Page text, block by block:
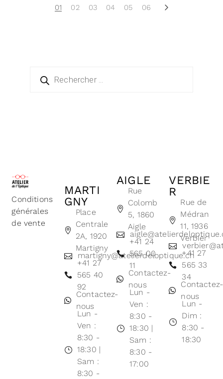
01 02 03 04 05 06
Conditions
générales
de vente
MARTI
GNY
Place
Centrale
2A, 1920
Martigny
martigny@atelierdeloptique.ch
+41 27
565 40
92
Contactez-
nous
Lun -
Ven :
8:30 -
18:30 |
Sam :
8:30 -
AIGLE
Rue
Colomb
5, 1860
Aigle
+41 24
565 00
11
Contactez-
nous
Lun -
Ven :
8:30 -
18:30 |
Sam :
8:30 -
17:00
VERBIE
R
Rue de
Médran
11, 1936
Verbier
+41 27
565 33
34
Contactez-
nous
Lun -
Dim :
8:30 -
18:30